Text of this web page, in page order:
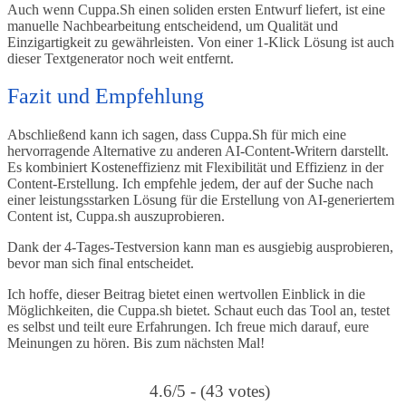
Auch wenn Cuppa.Sh einen soliden ersten Entwurf liefert, ist eine
manuelle Nachbearbeitung entscheidend, um Qualität und
Einzigartigkeit zu gewährleisten. Von einer 1-Klick Lösung ist auch
dieser Textgenerator noch weit entfernt.
Fazit und Empfehlung
Abschließend kann ich sagen, dass Cuppa.Sh für mich eine
hervorragende Alternative zu anderen AI-Content-Writern darstellt.
Es kombiniert Kosteneffizienz mit Flexibilität und Effizienz in der
Content-Erstellung. Ich empfehle jedem, der auf der Suche nach
einer leistungsstarken Lösung für die Erstellung von AI-generiertem
Content ist, Cuppa.sh auszuprobieren.
Dank der 4-Tages-Testversion kann man es ausgiebig ausprobieren,
bevor man sich final entscheidet.
Ich hoffe, dieser Beitrag bietet einen wertvollen Einblick in die
Möglichkeiten, die Cuppa.sh bietet. Schaut euch das Tool an, testet
es selbst und teilt eure Erfahrungen. Ich freue mich darauf, eure
Meinungen zu hören. Bis zum nächsten Mal!
4.6/5 - (43 votes)